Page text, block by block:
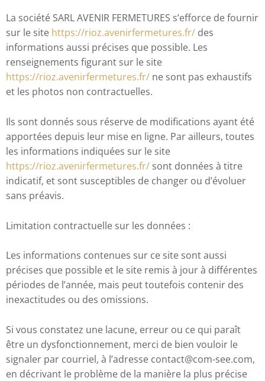
La société SARL AVENIR FERMETURES s’efforce de fournir
sur le site https://rioz.avenirfermetures.fr/ des
informations aussi précises que possible. Les
renseignements figurant sur le site
https://rioz.avenirfermetures.fr/ ne sont pas exhaustifs
et les photos non contractuelles.
Ils sont donnés sous réserve de modifications ayant été
apportées depuis leur mise en ligne. Par ailleurs, toutes
les informations indiquées sur le site
https://rioz.avenirfermetures.fr/ sont données à titre
indicatif, et sont susceptibles de changer ou d’évoluer
sans préavis.
Limitation contractuelle sur les données :
Les informations contenues sur ce site sont aussi
précises que possible et le site remis à jour à différentes
périodes de l’année, mais peut toutefois contenir des
inexactitudes ou des omissions.
Si vous constatez une lacune, erreur ou ce qui paraît
être un dysfonctionnement, merci de bien vouloir le
signaler par courriel, à l’adresse contact@com-see.com,
en décrivant le problème de la manière la plus précise